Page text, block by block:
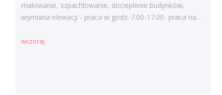
malowanie, szpachlowanie, docieplenie budynków,
wymiana elewacji - praca w godz. 7.00-17.00- praca na...
wczoraj